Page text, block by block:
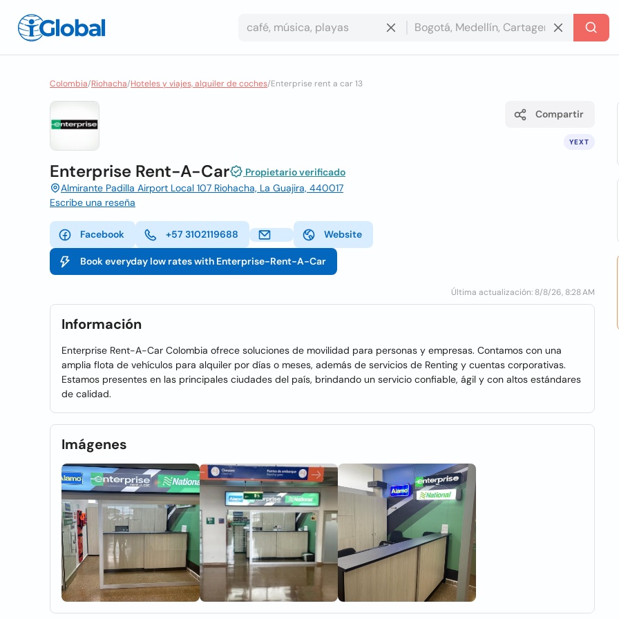
Colombia/Riohacha/Hoteles y viajes, alquiler de coches/Enterprise rent a car 13
YEXT
Compartir
Enterprise Rent-A-Car
Propietario verificado
Almirante Padilla Airport Local 107 Riohacha, La Guajira, 440017
Escribe una reseña
Facebook +57 3102119688 Website
Book everyday low rates with Enterprise-Rent-A-Car
Última actualización: 8/8/26, 8:28 AM
Información
Enterprise Rent-A-Car Colombia ofrece soluciones de movilidad para personas y empresas. Contamos con una
amplia flota de vehículos para alquiler por días o meses, además de servicios de Renting y cuentas corporativas.
Estamos presentes en las principales ciudades del país, brindando un servicio confiable, ágil y con altos estándares
de calidad.
Imágenes